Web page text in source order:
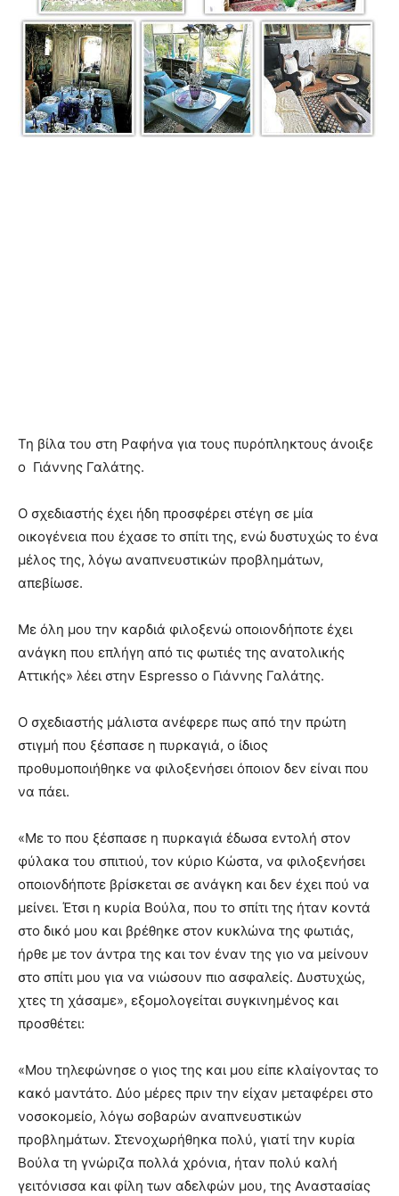
Τη βίλα του στη Ραφήνα για τους πυρόπληκτους άνοιξε
ο Γιάννης Γαλάτης.
Ο σχεδιαστής έχει ήδη προσφέρει στέγη σε μία
οικογένεια που έχασε το σπίτι της, ενώ δυστυχώς το ένα
μέλος της, λόγω αναπνευστικών προβλημάτων,
απεβίωσε.
Με όλη μου την καρδιά φιλοξενώ οποιονδήποτε έχει
ανάγκη που επλήγη από τις φωτιές της ανατολικής
Αττικής» λέει στην Espresso ο Γιάννης Γαλάτης.
Ο σχεδιαστής μάλιστα ανέφερε πως από την πρώτη
στιγμή που ξέσπασε η πυρκαγιά, ο ίδιος
προθυμοποιήθηκε να φιλοξενήσει όποιον δεν είναι που
να πάει.
«Με το που ξέσπασε η πυρκαγιά έδωσα εντολή στον
φύλακα του σπιτιού, τον κύριο Κώστα, να φιλοξενήσει
οποιονδήποτε βρίσκεται σε ανάγκη και δεν έχει πού να
μείνει. Έτσι η κυρία Βούλα, που το σπίτι της ήταν κοντά
στο δικό μου και βρέθηκε στον κυκλώνα της φωτιάς,
ήρθε με τον άντρα της και τον έναν της γιο να μείνουν
στο σπίτι μου για να νιώσουν πιο ασφαλείς. Δυστυχώς,
χτες τη χάσαμε», εξομολογείται συγκινημένος και
προσθέτει:
«Μου τηλεφώνησε ο γιος της και μου είπε κλαίγοντας το
κακό μαντάτο. Δύο μέρες πριν την είχαν μεταφέρει στο
νοσοκομείο, λόγω σοβαρών αναπνευστικών
προβλημάτων. Στενοχωρήθηκα πολύ, γιατί την κυρία
Βούλα τη γνώριζα πολλά χρόνια, ήταν πολύ καλή
γειτόνισσα και φίλη των αδελφών μου, της Αναστασίας